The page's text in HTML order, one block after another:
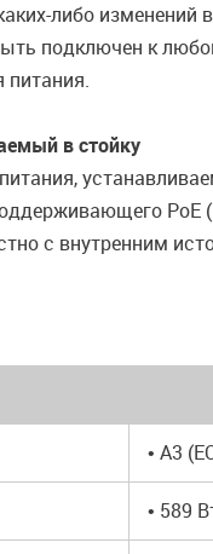
либо
подключен к
в стойку
PoE
с внутренним
• A3
• 589